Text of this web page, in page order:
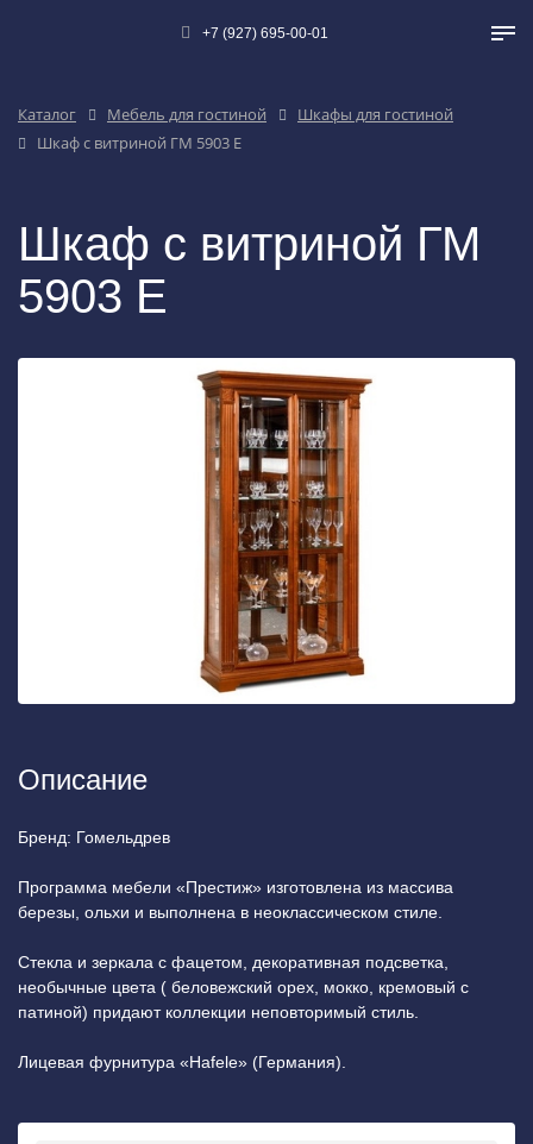
+7 (927) 695-00-01
Каталог Мебель для гостиной
Шкафы для гостиной
Шкаф с витриной ГМ 5903 Е
Шкаф с витриной ГМ
5903 Е
Описание
Бренд: Гомельдрев
Программа мебели «Престиж» изготовлена из массива
березы, ольхи и выполнена в неоклассическом стиле.
Стекла и зеркала с фацетом, декоративная подсветка,
необычные цвета ( беловежский орех, мокко, кремовый с
патиной) придают коллекции неповторимый стиль.
Лицевая фурнитура «Hafele» (Германия).